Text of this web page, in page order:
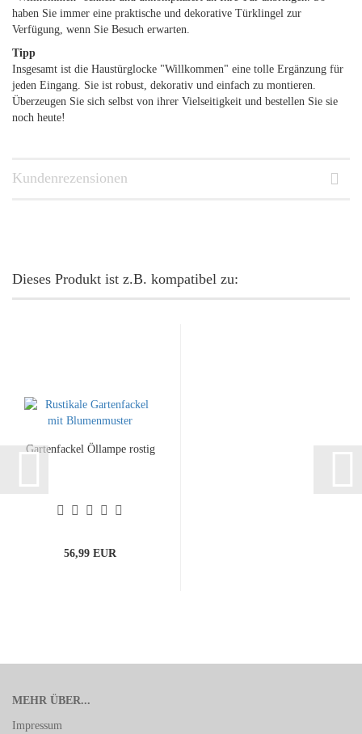
haben Sie immer eine praktische und dekorative Türklingel zur
Verfügung, wenn Sie Besuch erwarten.
Tipp
Insgesamt ist die Haustürglocke "Willkommen" eine tolle Ergänzung für
jeden Eingang. Sie ist robust, dekorativ und einfach zu montieren.
Überzeugen Sie sich selbst von ihrer Vielseitigkeit und bestellen Sie sie
noch heute!
Kundenrezensionen
Dieses Produkt ist z.B. kompatibel zu:
Gartenfackel Öllampe rostig
56,99 EUR
MEHR ÜBER...
Impressum